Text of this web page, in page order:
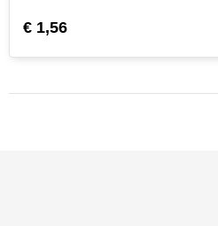
€ 1,56